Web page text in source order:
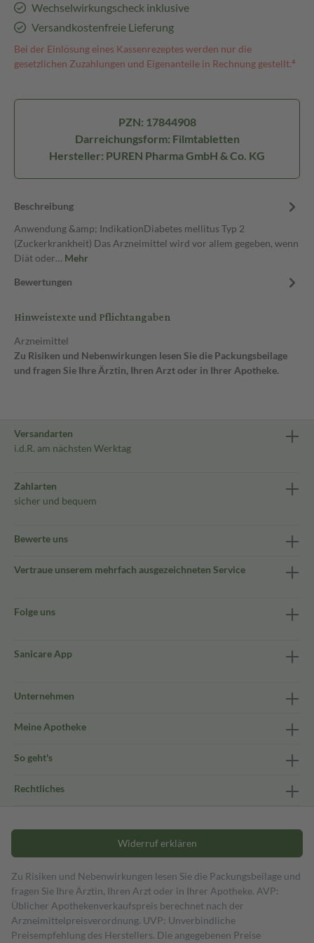
Wechselwirkungscheck inklusive
Versandkostenfreie Lieferung
Bei der Einlösung eines Kassenrezeptes werden nur die
gesetzlichen Zuzahlungen und Eigenanteile in Rechnung gestellt.⁴
PZN: 17844908
Darreichungsform: Filmtabletten
Hersteller: PUREN Pharma GmbH & Co. KG
Beschreibung
Anwendung &amp; IndikationDiabetes mellitus Typ 2
(Zuckerkrankheit) Das Arzneimittel wird vor allem gegeben, wenn
Diät oder… Mehr
Bewertungen
Hinweistexte und Pflichtangaben
Arzneimittel
Zu Risiken und Nebenwirkungen lesen Sie die Packungsbeilage
und fragen Sie Ihre Ärztin, Ihren Arzt oder in Ihrer Apotheke.
Versandarten
i.d.R. am nächsten Werktag
Zahlarten
sicher und bequem
Bewerte uns
Vertraue unserem mehrfach ausgezeichneten Service
Folge uns
Sanicare App
Unternehmen
Meine Apotheke
So geht's
Rechtliches
Widerruf erklären
Zu Risiken und Nebenwirkungen lesen Sie die Packungsbeilage und
fragen Sie Ihre Ärztin, Ihren Arzt oder in Ihrer Apotheke. AVP:
Üblicher Apothekenverkaufspreis berechnet nach der
Arzneimittelpreisverordnung. UVP: Unverbindliche
Preisempfehlung des Herstellers. Die angegebenen Preise